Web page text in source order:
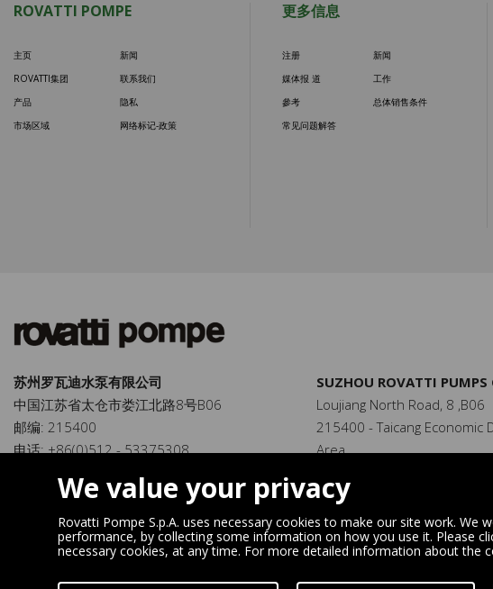
ROVATTI POMPE
主页
ROVATTI集团
产品
市场区域
新闻
联系我们
隐私
网络标记-政策
更多信息
注册
媒体报 道
參考
常见问题解答
新闻
工作
总体销售条件
苏州罗瓦迪水泵有限公司
中国江苏省太仓市娄江北路8号B06
邮编: 215400
电话: +86(0)512 - 53375308
info@rovatti.cn
SUZHOU ROVATTI PUMPS
Loujiang North Road, 8 ,B06
215400 - Taicang Economic
Area
Tel: +86 (0) 512 - 53375308
Fax: +86 (0) 512 - 53375301
info@rovatti.cn
We value your privacy
Rovatti Pompe S.p.A. uses necessary cookies to make our site work.
performance, by collecting some information on how you use it. Please
necessary cookies, at any time. For more detailed information about the